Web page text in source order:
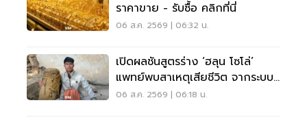
ราคาขาย - รับซื้อ คลิกที่นี่
06 ส.ค. 2569 | 06:32 น.
เปิดผลชันสูตรร่าง ‘ฮลุน โซโล่’
แพทย์พบสาเหตุเสียชีวิต จากระบบ
หัวใจล้มเหลว
06 ส.ค. 2569 | 06:18 น.